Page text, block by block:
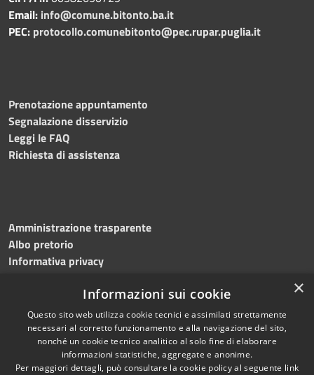
Email: info@comune.bitonto.ba.it
PEC: protocollo.comunebitonto@pec.rupar.puglia.it
Prenotazione appuntamento
Segnalazione disservizio
Leggi le FAQ
Richiesta di assistenza
Amministrazione trasparente
Albo pretorio
Informativa privacy
Dichiarazione di accessibilità Meccanismo di feedback
RSS
Copyright © 2026 • Comune di
×
Informazioni sui cookie
Questo sito web utilizza cookie tecnici e assimilati strettamente
necessari al corretto funzionamento e alla navigazione del sito,
nonché un cookie tecnico analitico al solo fine di elaborare
informazioni statistiche, aggregate e anonime.
Per maggiori dettagli, può consultare la cookie policy al seguente link